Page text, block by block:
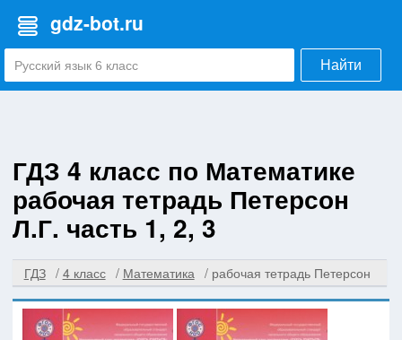
gdz-bot.ru
Найти
ГДЗ 4 класс по Математике
рабочая тетрадь Петерсон
Л.Г. часть 1, 2, 3
ГДЗ 4 класс Математика рабочая тетрадь Петерсон